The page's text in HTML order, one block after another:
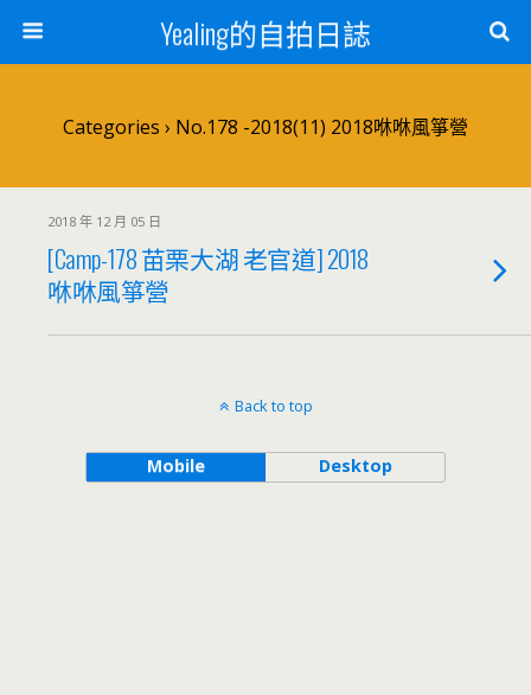
Yealing的自拍日誌
Categories › No.178 -2018(11) 2018咻咻風箏營
2018 年 12 月 05 日
[Camp-178 苗栗大湖 老官道] 2018
咻咻風箏營
Back to top
Mobile Desktop